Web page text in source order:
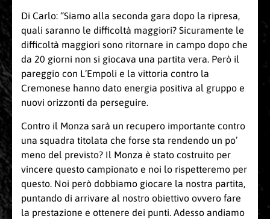
Di Carlo: “Siamo alla seconda gara dopo la ripresa,
quali saranno le difficoltà maggiori? Sicuramente le
difficoltà maggiori sono ritornare in campo dopo che
da 20 giorni non si giocava una partita vera. Però il
pareggio con L’Empoli e la vittoria contro la
Cremonese hanno dato energia positiva al gruppo e
nuovi orizzonti da perseguire.
Contro il Monza sarà un recupero importante contro
una squadra titolata che forse sta rendendo un po’
meno del previsto? Il Monza è stato costruito per
vincere questo campionato e noi lo rispetteremo per
questo. Noi però dobbiamo giocare la nostra partita,
puntando di arrivare al nostro obiettivo ovvero fare
la prestazione e ottenere dei punti. Adesso andiamo